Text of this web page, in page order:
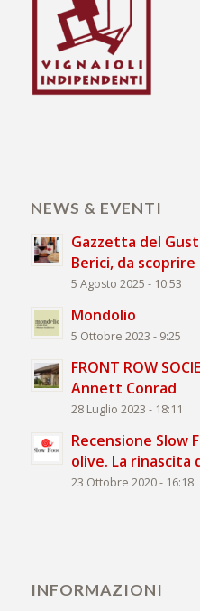
NEWS & EVENTI
Gazzetta del
Berici, da
5 Agosto 2025 - 10:53
Mondolio
5 Ottobre 2023 - 9:25
FRONT ROW
Annett Conrad
28 Luglio 2023 - 18:11
Recensione Slow
olive. La rinascita
23 Ottobre 2020 - 16:18
INFORMAZIONI